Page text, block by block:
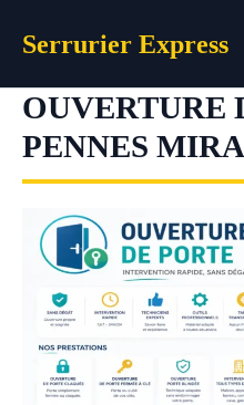
Serrurier Express
OUVERTURE
PENNES